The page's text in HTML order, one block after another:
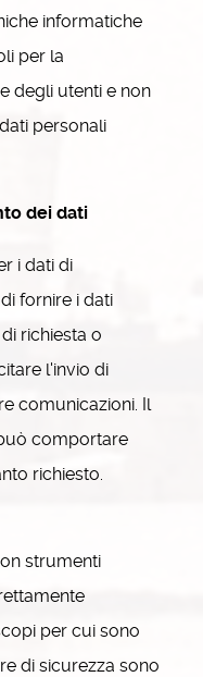
informatiche
per la
degli utenti e non
personali
dei dati
i dati di
fornire i dati
richiesta o
l'invio di
comunicazioni. Il
comportare
richiesto.
strumenti
per cui sono
di sicurezza sono